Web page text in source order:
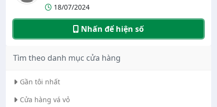
18/07/2024
Nhấn để hiện số
Tìm theo danh mục cửa hàng
Gần tôi nhất
Cửa hàng vá vỏ